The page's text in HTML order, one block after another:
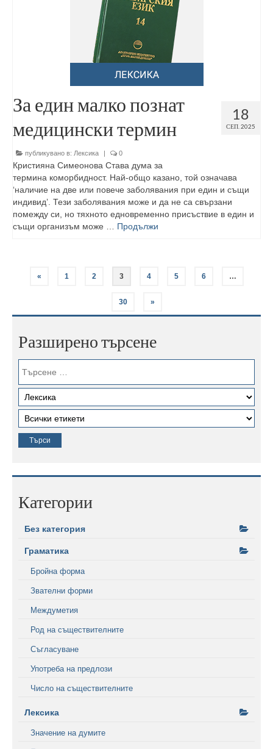
18
СЕП. 2025
За един малко познат
медицински термин
публикувано в: Лексика | 0
Кристияна Симеонова Става дума за
термина коморбидност. Най-общо казано, той означава
‘наличие на две или повече заболявания при един и същи
индивид’. Тези заболявания може и да не са свързани
помежду си, но тяхното едновременно присъствие в един и
същи организъм може … Продължи
« 1 2 3 4 5 6 …
30 »
Разширено търсене
Категории
Без категория
Граматика
Бройна форма
Звателни форми
Междуметия
Род на съществителните
Съгласуване
Употреба на предлози
Число на съществителните
Лексика
Значение на думите